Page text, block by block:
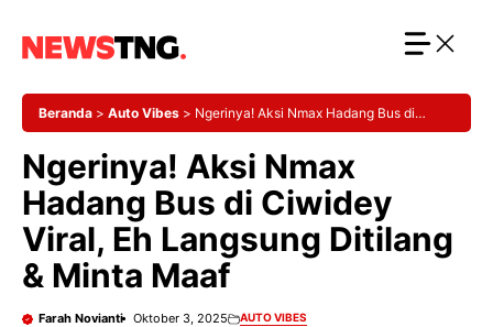
Beranda > Auto Vibes > Ngerinya! Aksi Nmax Hadang Bus di
Ngerinya! Aksi Nmax
Hadang Bus di Ciwidey
Viral, Eh Langsung Ditilang
& Minta Maaf
Farah Novianti Oktober 3, 2025 AUTO VIBES